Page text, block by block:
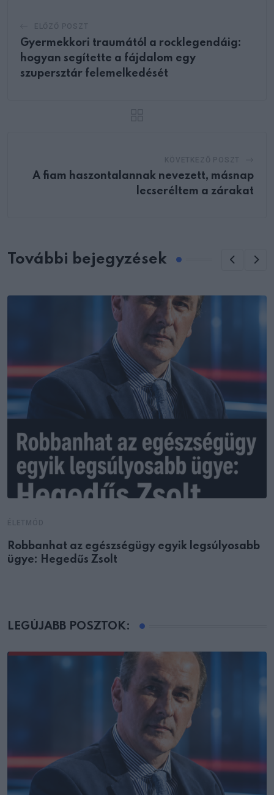
Gyermekkori traumától a rocklegendáig:
hogyan segítette a fájdalom egy
szupersztár felemelkedését
A fiam haszontalannak nevezett, másnap
lecseréltem a zárakat
További bejegyzések
Robbanhat az egészségügy egyik legsúlyosabb
ügye: Hegedűs Zsolt
LEGÚJABB POSZTOK: